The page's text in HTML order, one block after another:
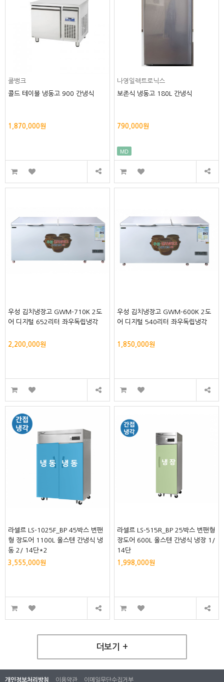
쿨뱅크
콜드 테이블 냉동고 900 간냉식
1,870,000원
나영일렉트로닉스
보존식 냉동고 180L 간냉식
790,000원
MD
우성 김치냉장고 GWM-710K 2도
어 디지털 652리터 좌우독립냉각
2,200,000원
우성 김치냉장고 GWM-600K 2도
어 디지털 540리터 좌우독립냉각
1,850,000원
라셀르 LS-1025F_BP 45박스 번팬
형 장도어 1100L 올스텐 간냉식 냉
동 2/ 14단*2
3,555,000원
라셀르 LS-515R_BP 25박스 번팬형
장도어 600L 올스텐 간냉식 냉장 1/
14단
1,998,000원
더보기 +
개인정보처리방침 이용약관 이메일무단수집거부